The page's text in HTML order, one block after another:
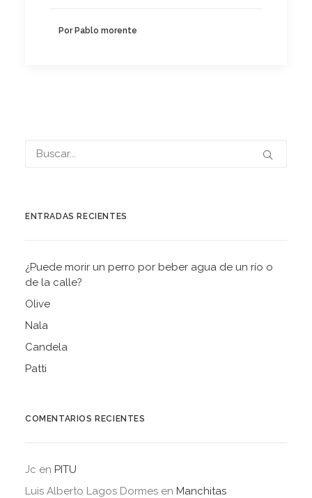
Por Pablo morente
ENTRADAS RECIENTES
¿Puede morir un perro por beber agua de un río o
de la calle?
Olive
Nala
Candela
Patti
COMENTARIOS RECIENTES
Jc en PITU
Luis Alberto Lagos Dormes en Manchitas